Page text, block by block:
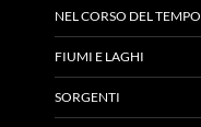
NEL CORSO DEL TEMPO
FIUMI E LAGHI
SORGENTI